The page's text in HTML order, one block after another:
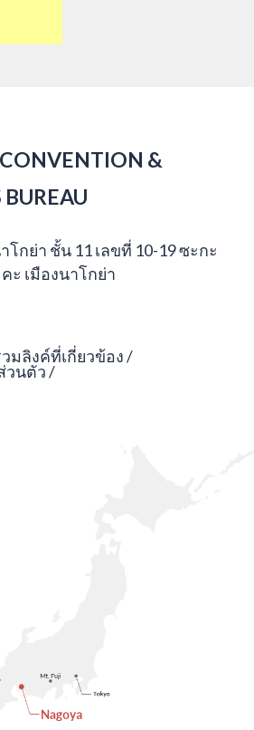
&
กย่า ชั้น 11 เลขที่ 10-19 ซะกะ
ะ เมืองนาโกย่า
มลิงค์ที่เกี่ยวข้อง
วนตัว